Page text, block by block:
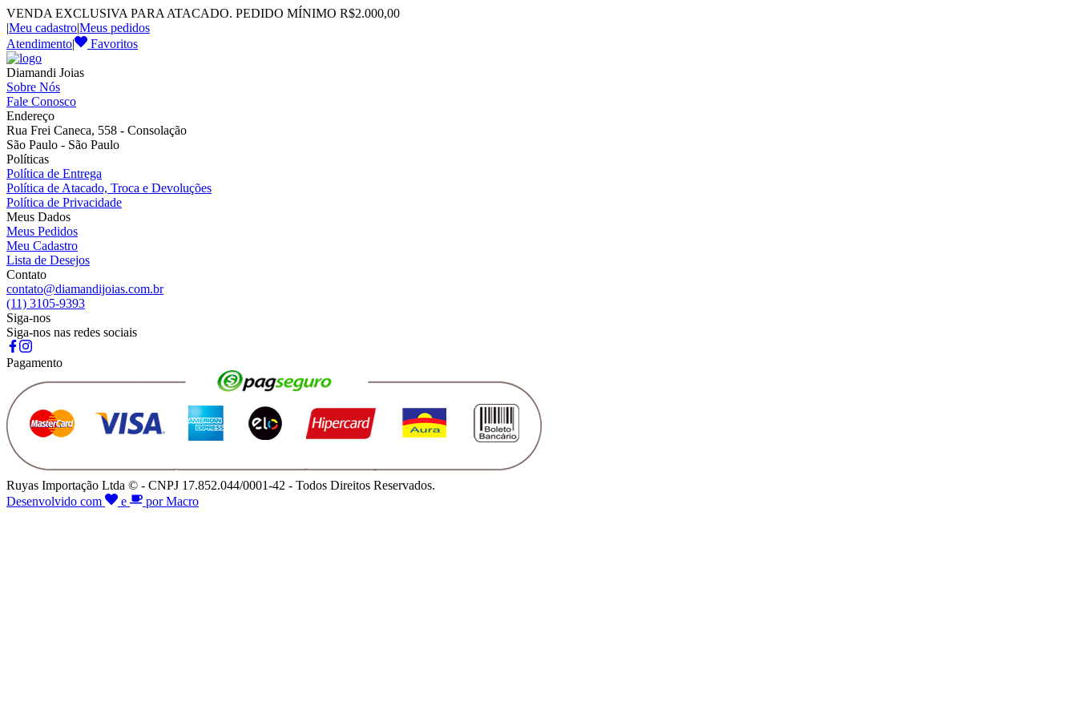
VENDA EXCLUSIVA PARA ATACADO. PEDIDO MÍNIMO R$2.000,00
|Meu cadastro|Meus pedidos
Atendimento| Favoritos
Diamandi Joias
Sobre Nós
Fale Conosco
Endereço
Rua Frei Caneca, 558 - Consolação
São Paulo - São Paulo
Políticas
Política de Entrega
Política de Atacado, Troca e Devoluções
Política de Privacidade
Meus Dados
Meus Pedidos
Meu Cadastro
Lista de Desejos
Contato
contato@diamandijoias.com.br
(11) 3105-9393
Siga-nos
Siga-nos nas redes sociais
Pagamento
Ruyas Importação Ltda © - CNPJ 17.852.044/0001-42 - Todos Direitos Reservados.
Desenvolvido com
e por Macro